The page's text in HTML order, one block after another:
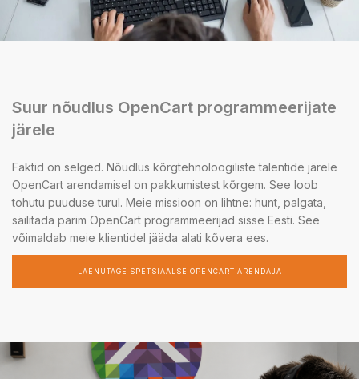
Suur nõudlus OpenCart programmeerijate
järele
Faktid on selged. Nõudlus kõrgtehnoloogiliste talentide järele
OpenCart arendamisel on pakkumistest kõrgem. See loob
tohutu puuduse turul. Meie missioon on lihtne: hunt, palgata,
säilitada parim OpenCart programmeerijad sisse Eesti. See
võimaldab meie klientidel jääda alati kõvera ees.
LAENUTAGE SPETSIAALSE OPENCART ARENDAJA